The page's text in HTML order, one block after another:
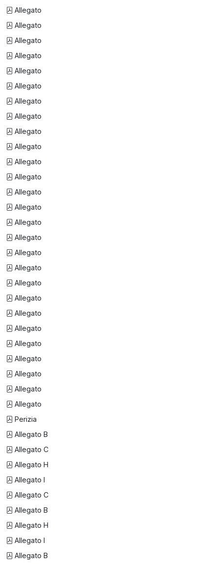
Allegato
Allegato
Allegato
Allegato
Allegato
Allegato
Allegato
Allegato
Allegato
Allegato
Allegato
Allegato
Allegato
Allegato
Allegato
Allegato
Allegato
Allegato
Allegato
Allegato
Allegato
Allegato
Allegato
Allegato
Allegato
Allegato
Allegato
Perizia
Allegato B
Allegato C
Allegato H
Allegato I
Allegato C
Allegato B
Allegato H
Allegato I
Allegato B